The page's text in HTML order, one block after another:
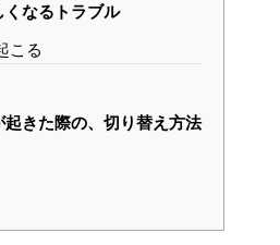
なるトラブル
こる
きた際の、切り替え方法